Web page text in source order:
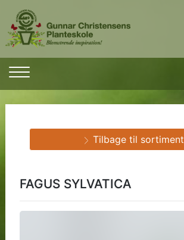
FAGUS SYLVATICA
Tilbage til sortiment